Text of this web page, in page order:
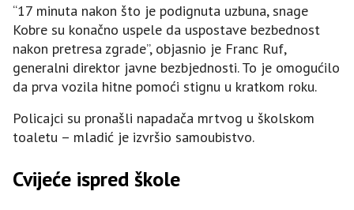
“17 minuta nakon što je podignuta uzbuna, snage
Kobre su konačno uspele da uspostave bezbednost
nakon pretresa zgrade”, objasnio je Franc Ruf,
generalni direktor javne bezbjednosti. To je omogućilo
da prva vozila hitne pomoći stignu u kratkom roku.
Policajci su pronašli napadača mrtvog u školskom
toaletu – mladić je izvršio samoubistvo.
Cvijeće ispred škole